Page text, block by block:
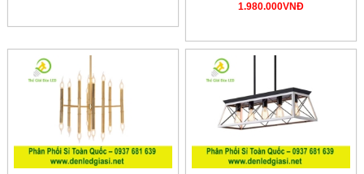
1.980.000VNĐ